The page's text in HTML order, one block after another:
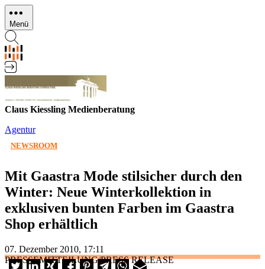
Direkt
zum
Inhalt
Menü
Claus Kiessling Medienberatung
Agentur
NEWSROOM
Mit Gaastra Mode stilsicher durch den
Winter: Neue Winterkollektion in
exklusiven bunten Farben im Gaastra
Shop erhältlich
07. Dezember 2010, 17:11
PRESSEMITTEILUNG/PRESS RELEASE